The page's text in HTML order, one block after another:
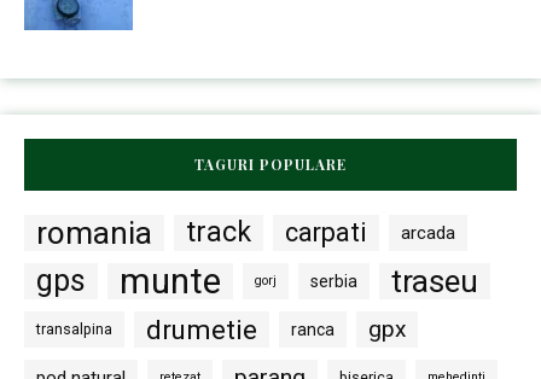
TAGURI POPULARE
romania track carpati arcada
gps munte gorj serbia traseu
transalpina drumetie ranca gpx